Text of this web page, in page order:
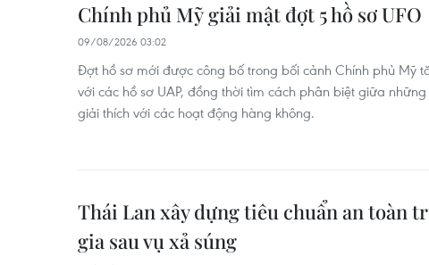
Chính phủ Mỹ giải mật đợt 5 hồ sơ UFO
09/08/2026 03:02
Đợt hồ sơ mới được công bố trong bối cảnh Chính phủ Mỹ
với các hồ sơ UAP, đồng thời tìm cách phân biệt giữa
giải thích với các hoạt động hàng không.
Thái Lan xây dựng tiêu chuẩn an toàn
gia sau vụ xả súng